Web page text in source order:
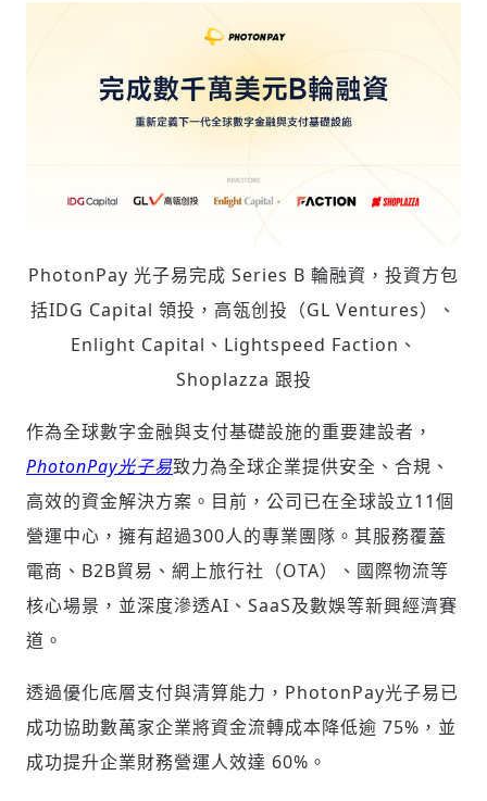
PhotonPay 光子易完成 Series B 輪融資，投資方包
括IDG Capital 領投，高瓴创投（GL Ventures）、
Enlight Capital、Lightspeed Faction、
Shoplazza 跟投
作為全球數字金融與支付基礎設施的重要建設者，
PhotonPay光子易致力為全球企業提供安全、合規、
高效的資金解決方案。目前，公司已在全球設立11個
營運中心，擁有超過300人的專業團隊。其服務覆蓋
電商、B2B貿易、網上旅行社（OTA）、國際物流等
核心場景，並深度滲透AI、SaaS及數娛等新興經濟賽
道。
透過優化底層支付與清算能力， PhotonPay光子易已
成功協助數萬家企業將資金流轉成本降低逾 75%，並
成功提升企業財務營運人效達 60%。